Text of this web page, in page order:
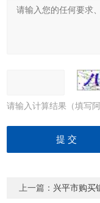
请输入计算结果（填写
上一篇： 兴平市购买